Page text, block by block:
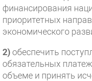
финансирования
приоритетных
экономического
2)обеспечить
обязательных
объеме и принять